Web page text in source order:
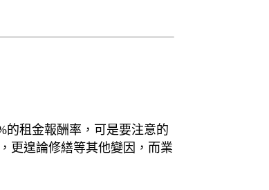
的租金報酬率，可是要注意的
更遑論修繕等其他變因，而業